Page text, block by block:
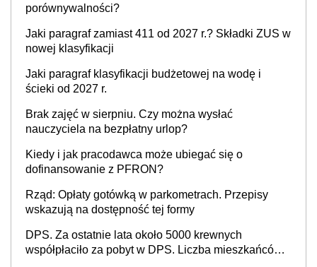
porównywalności?
Jaki paragraf zamiast 411 od 2027 r.? Składki ZUS w
nowej klasyfikacji
Jaki paragraf klasyfikacji budżetowej na wodę i
ścieki od 2027 r.
Brak zajęć w sierpniu. Czy można wysłać
nauczyciela na bezpłatny urlop?
Kiedy i jak pracodawca może ubiegać się o
dofinansowanie z PFRON?
Rząd: Opłaty gotówką w parkometrach. Przepisy
wskazują na dostępność tej formy
DPS. Za ostatnie lata około 5000 krewnych
współpłaciło za pobyt w DPS. Liczba mieszkańców